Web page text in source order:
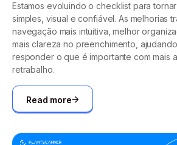
Estamos evoluindo o checklist para
simples, visual e confiável. As melhorias
navegação mais intuitiva, melhor
mais clareza no preenchimento,
responder o que é importante com mais
retrabalho.
Read more